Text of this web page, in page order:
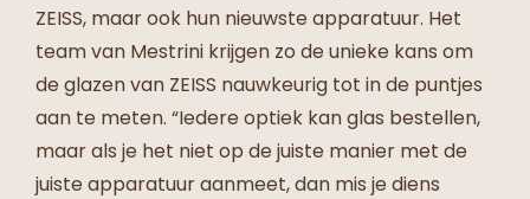
ZEISS, maar ook hun nieuwste apparatuur. Het
team van Mestrini krijgen zo de unieke kans om
de glazen van ZEISS nauwkeurig tot in de puntjes
aan te meten. “Iedere optiek kan glas bestellen,
maar als je het niet op de juiste manier met de
juiste apparatuur aanmeet, dan mis je diens